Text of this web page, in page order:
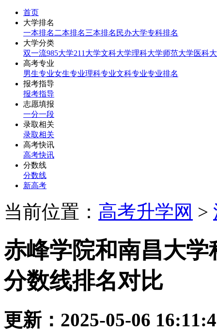
首页
大学排名
一本排名 二本排名三本排名 民办大学专科排名
大学分类
双一流985大学211大学文科大学理科大学师范大学医科
高考专业
男生专业女生专业理科专业文科专业专业排名
报考指导
报考指导
志愿填报
一分一段
录取相关
录取相关
高考快讯
高考快讯
分数线
分数线
新高考
当前位置： 高考升学网 >
赤峰学院和南昌大学
分数线排名对比
更新：2025-05-06